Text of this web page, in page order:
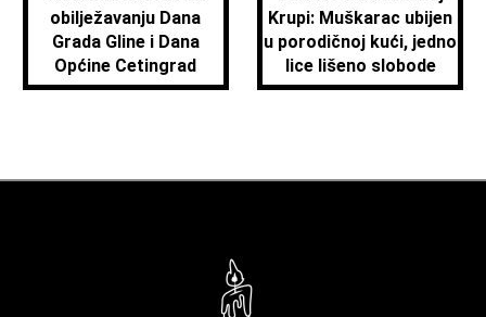
obilježavanju Dana
Grada Gline i Dana
Općine Cetingrad
Krupi: Muškarac ubijen
u porodičnoj kući, jedno
lice lišeno slobode